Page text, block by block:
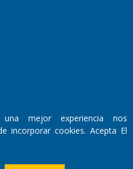
mejor experiencia nos
incorporar cookies. Acepta El